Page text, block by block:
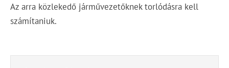
Az arra közlekedő járművezetőknek torlódásra kell
számítaniuk.